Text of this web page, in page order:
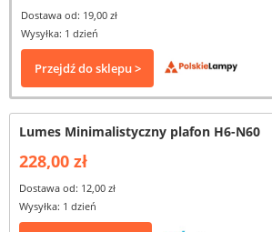
Dostawa od: 19,00 zł
Wysyłka: 1 dzień
Przejdź do sklepu >
Lumes Minimalistyczny plafon H6-N60
228,00 zł
Dostawa od: 12,00 zł
Wysyłka: 1 dzień